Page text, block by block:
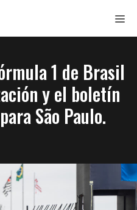
1 de Brasil
y el boletín
São Paulo.